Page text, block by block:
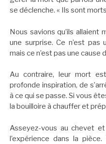
se déclenche. « Ils sont
Nous savions qu’ils allaient
une surprise. Ce n’est pas
mais ce n’est pas une cause
Au contraire, leur mort
profonde inspiration, de
à ce qui se passe. Si vous
la bouilloire à chauffer et
Asseyez-vous au chevet
l’expérience dans la